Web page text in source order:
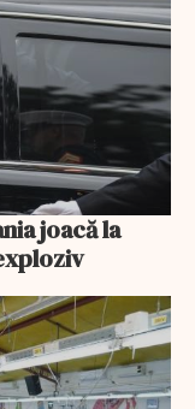
joacă la